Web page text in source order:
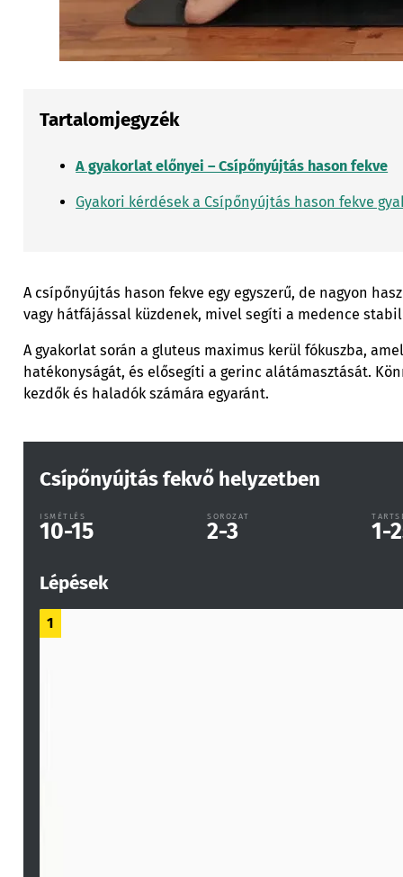
Tartalomjegyzék
A gyakorlat előnyei – Csípőnyújtás hason fekve
Gyakori kérdések a Csípőnyújtás hason fekve
A csípőnyújtás hason fekve egy egyszerű, de nagyon
vagy hátfájással küzdenek, mivel segíti a medence
A gyakorlat során a gluteus maximus kerül fókuszba,
hatékonyságát, és elősegíti a gerinc alátámasztását.
kezdők és haladók számára egyaránt.
Csípőnyújtás fekvő helyzetben
ISMÉTLÉS
10-15
SOROZAT
2-3 1-2
Lépések
1